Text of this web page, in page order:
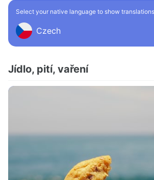
Select your native language to show
Czech
Jídlo, pití, vaření